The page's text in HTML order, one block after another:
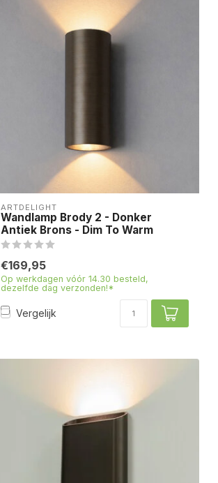
ARTDELIGHT
Wandlamp Brody 2 - Donker
Antiek Brons - Dim To Warm
€169,95
Op werkdagen vóór 14.30 besteld,
dezelfde dag verzonden!*
Vergelijk